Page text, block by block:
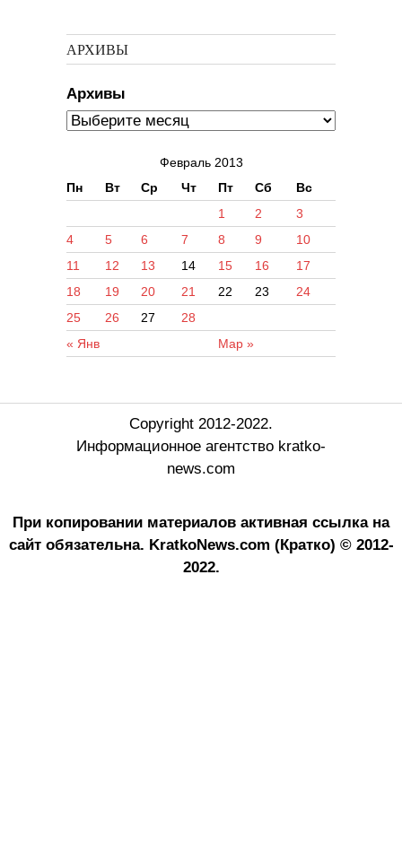
АРХИВЫ
Архивы
Февраль 2013
Пн
Вт Ср Чт Пт Сб Вс
« Янв Мар »
1 2
3
4
5 6 7 8 9
10
11
12 13 14 15 16
17
18
19 20 21 22 23
24
25
26 27 28
Copyright 2012-2022.
Информационное агентство kratko-
news.com
При копировании материалов активная ссылка на
сайт обязательна. KratkoNews.com (Кратко) © 2012-
2022.